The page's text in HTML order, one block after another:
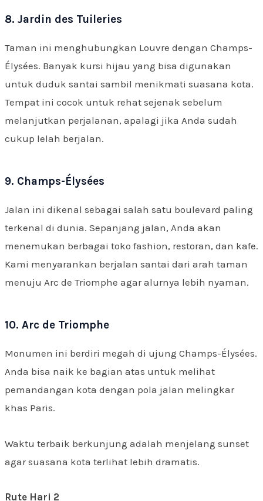
8. Jardin des Tuileries
Taman ini menghubungkan Louvre dengan Champs-
Élysées. Banyak kursi hijau yang bisa digunakan
untuk duduk santai sambil menikmati suasana kota.
Tempat ini cocok untuk rehat sejenak sebelum
melanjutkan perjalanan, apalagi jika Anda sudah
cukup lelah berjalan.
9. Champs-Élysées
Jalan ini dikenal sebagai salah satu boulevard paling
terkenal di dunia. Sepanjang jalan, Anda akan
menemukan berbagai toko fashion, restoran, dan kafe.
Kami menyarankan berjalan santai dari arah taman
menuju Arc de Triomphe agar alurnya lebih nyaman.
10. Arc de Triomphe
Monumen ini berdiri megah di ujung Champs-Élysées.
Anda bisa naik ke bagian atas untuk melihat
pemandangan kota dengan pola jalan melingkar
khas Paris.
Waktu terbaik berkunjung adalah menjelang sunset
agar suasana kota terlihat lebih dramatis.
Rute Hari 2